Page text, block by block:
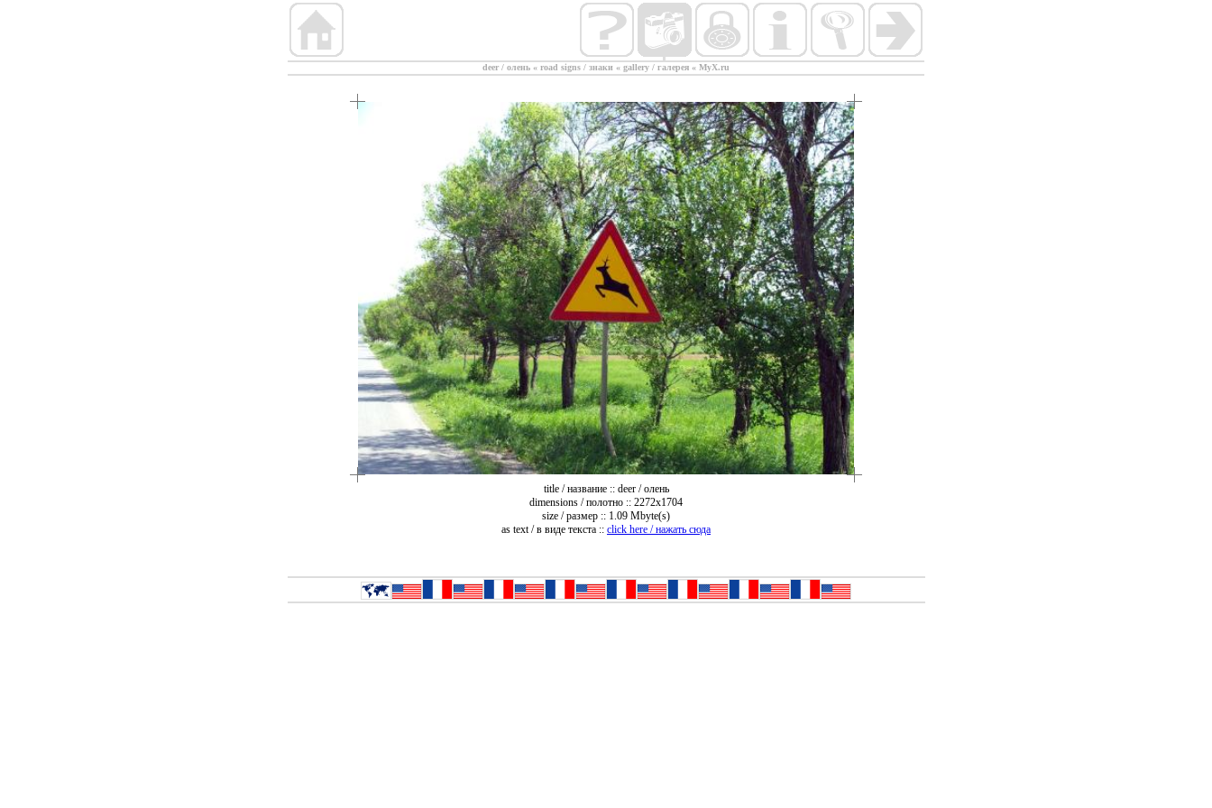
deer / олень « road signs / знаки « gallery / галерея « MyX.ru
title / название :: deer / олень
dimensions / полотно :: 2272x1704
size / размер :: 1.09 Mbyte(s)
as text / в виде текста :: click here / нажать сюда